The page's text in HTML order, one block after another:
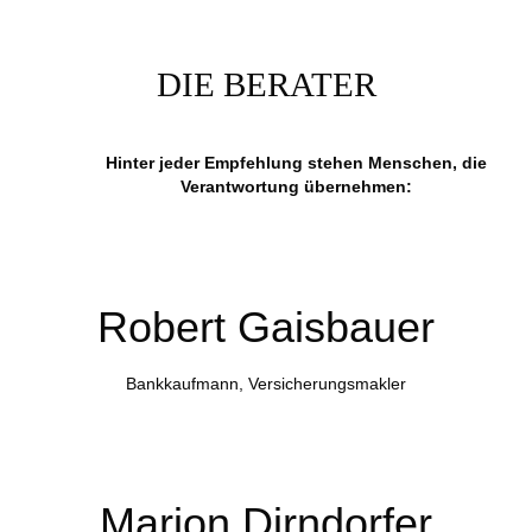
DIE BERATER
Hinter jeder Empfehlung stehen Menschen, die
Verantwortung übernehmen:
Robert Gaisbauer
Bankkaufmann, Versicherungsmakler